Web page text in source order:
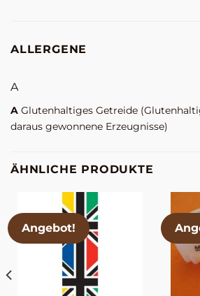
ALLERGENE
A
A Glutenhaltiges Getreide
daraus gewonnene Erzeugnisse)
ÄHNLICHE PRODUKTE
Angebot!